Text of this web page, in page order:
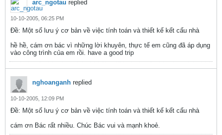
arc_ngotau replied
10-10-2005, 06:25 PM
Ðề: Một số lưu ý cơ bản về việc tính toán và thiết kế kết cấu nhà
hề hề, cám ơn bác vì những lời khuyên, thực tế em cũng đã áp dụng
vào công trình của em rồi. have a good trip
nghoanganh replied
10-10-2005, 12:09 PM
Ðề: Một số lưu ý cơ bản về việc tính toán và thiết kế kết cấu nhà
cám ơn Bác rất nhiều. Chúc Bác vui và mạnh khoẻ.